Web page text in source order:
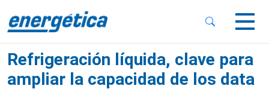
Menu
Refrigeración líquida, clave para
ampliar la capacidad de los data